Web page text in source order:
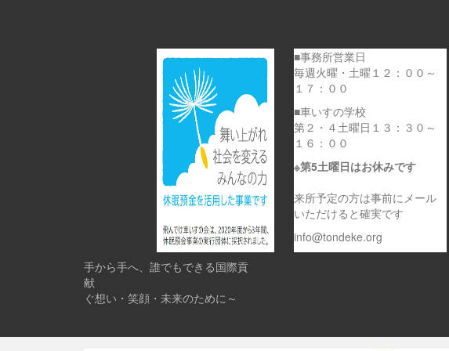
■事務所営業日
毎週火曜・土曜１２：００～
１７：００
■車いすの学校
第２・４土曜日１３：３０～
１６：００
※第5土曜日はお休みです
来所予定の方は事前にメール
いただけると確実です
info@tondeke.org
手から手へ、誰でもできる国際貢
献 ～車
ぐ想い・笑顔・未来のために～